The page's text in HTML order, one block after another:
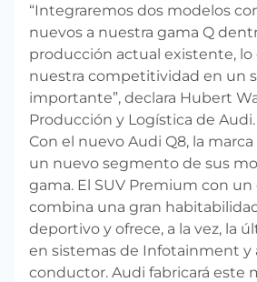
“Integraremos dos modelos
nuevos a nuestra gama Q
producción actual existente,
nuestra competitividad en un
importante”, declara Hubert
Producción y Logística de Audi.
Con el nuevo Audi Q8, la
un nuevo segmento de sus
gama. El SUV Premium con
combina una gran
deportivo y ofrece, a la vez, la
en sistemas de Infotainment y
conductor. Audi fabricará este